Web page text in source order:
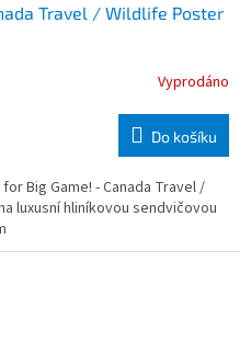
Travel / Wildlife Poster
Vyprodáno
Do košíku
Big Game! - Canada Travel /
luxusní hliníkovou sendvičovou